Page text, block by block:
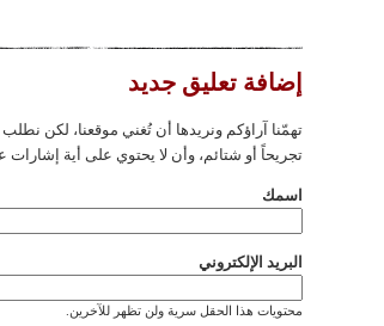
إضافة تعليق جديد
تهمّنا آراؤكم ونريدها أن تُغني موقعنا، لكن
تجريحاً أو شتائم، وأن لا يحتوي على أية إشارات
‏اسمك ‏
‏البريد الإلكتروني ‏
محتويات هذا الحقل سرية ولن تظهر للآخرين.